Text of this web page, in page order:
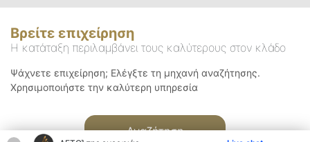
Βρείτε επιχείρηση
Η κατάταξη περιλαμβάνει τους καλύτερους στον κλάδο
Ψάχνετε επιχείρηση; Ελέγξτε τη μηχανή αναζήτησης.
Χρησιμοποιήστε την καλύτερη υπηρεσία
Αναζήτηση